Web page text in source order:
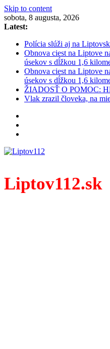
Skip to content
sobota, 8 augusta, 2026
Latest:
Polícia slúži aj na
Obnova ciest na Liptove
úsekov s dĺžkou 1,6
Obnova ciest na Liptove
úsekov s dĺžkou 1,6
ŽIADOSŤ O POMOC:
Vlak zrazil človeka, na
Liptov112.sk